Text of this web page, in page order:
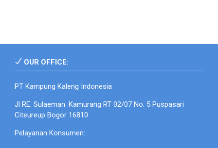
OUR OFFICE:
PT Kampung Kaleng Indonesia
Jl RE. Sulaeman. Kamurang RT 02/07 No. 5 Puspasari
Citeureup Bogor 16810
Pelayanan Konsumen: